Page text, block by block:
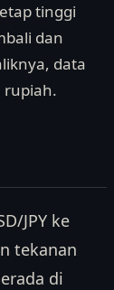
tinggi
dan
data
rupiah.
JPY ke
tekanan
di